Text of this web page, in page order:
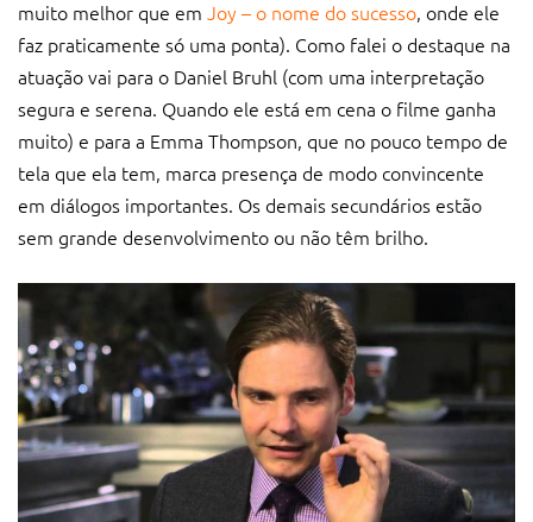
muito melhor que em Joy – o nome do sucesso, onde ele
faz praticamente só uma ponta). Como falei o destaque na
atuação vai para o Daniel Bruhl (com uma interpretação
segura e serena. Quando ele está em cena o filme ganha
muito) e para a Emma Thompson, que no pouco tempo de
tela que ela tem, marca presença de modo convincente
em diálogos importantes. Os demais secundários estão
sem grande desenvolvimento ou não têm brilho.